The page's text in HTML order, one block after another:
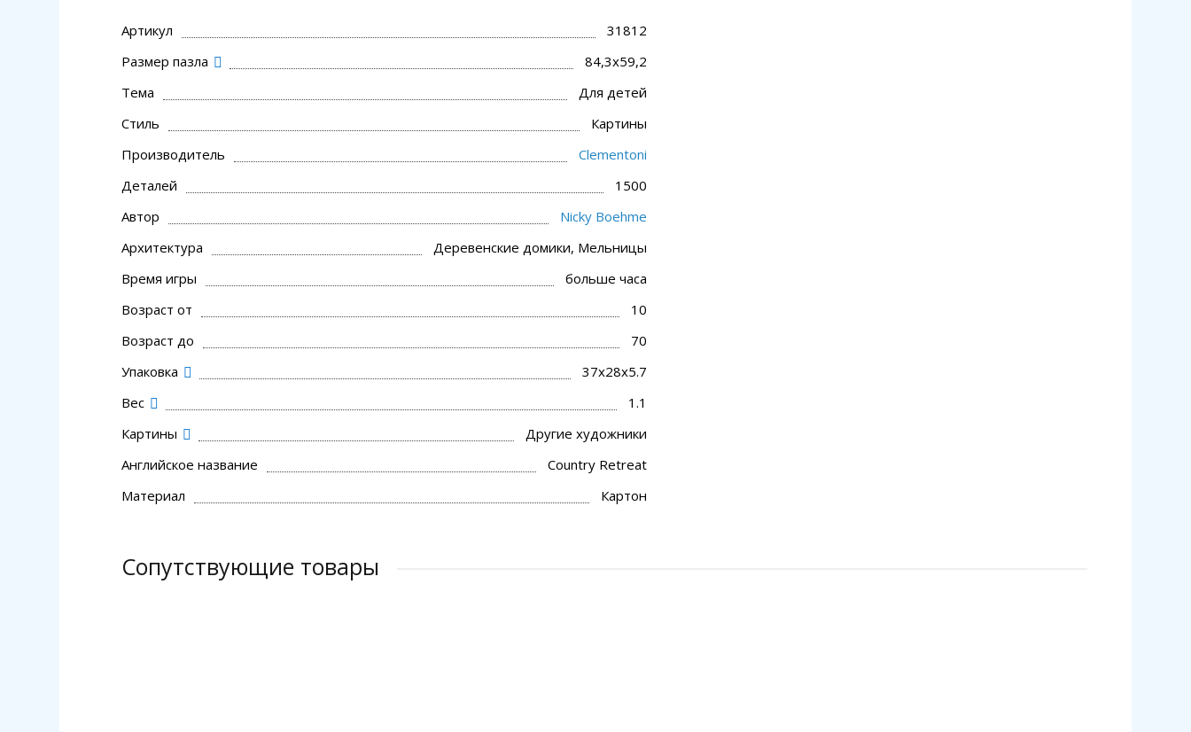
Артикул
31812
Размер пазла
84,3x59,2
Тема
Для детей
Стиль
Картины
Производитель
Clementoni
Деталей
1500
Автор
Nicky Boehme
Архитектура
Деревенские домики, Мельницы
Время игры
больше часа
Возраст от
10
Возраст до
70
Упаковка
37x28x5.7
Вес
1.1
Картины
Другие художники
Английское название
Country Retreat
Материал
Картон
Сопутствующие товары